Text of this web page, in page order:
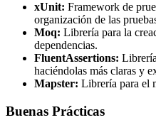
xUnit: Framework de
organización de las
Moq: Librería para la
dependencias.
FluentAssertions:
haciéndolas más claras y
Mapster: Librería para el
Buenas Prácticas